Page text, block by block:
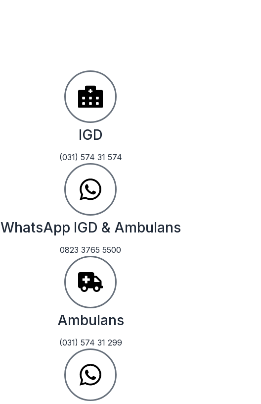
IGD
(031) 574 31 574
WhatsApp IGD & Ambulans
0823 3765 5500
Ambulans
(031) 574 31 299